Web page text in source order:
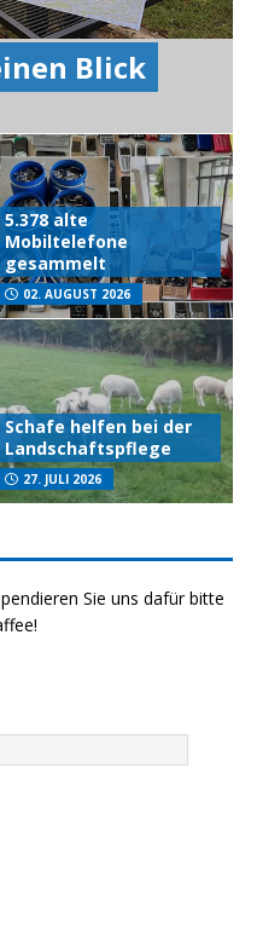
Blick
5.378 alte
Mobiltelefone
gesammelt
02. AUGUST 2026
Schafe helfen bei der
Landschaftspflege
27. JULI 2026
Sie uns dafür bitte